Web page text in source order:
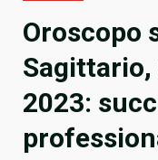
Oroscopo
2023: